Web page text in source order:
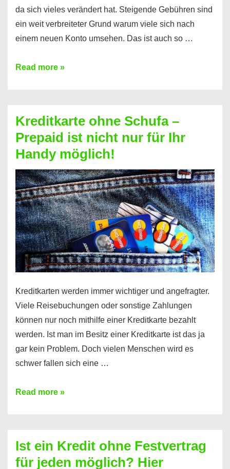
da sich vieles verändert hat. Steigende Gebühren sind
ein weit verbreiteter Grund warum viele sich nach
einem neuen Konto umsehen. Das ist auch so …
Konto
Neueröffnung
trotz
Schufaeintrag
möglich
Read more »
Kreditkarte ohne Schufa –
Prepaid ist nicht nur für Ihr
Handy möglich!
Kreditkarten werden immer wichtiger und angefragter.
Viele Reisebuchungen oder sonstige Zahlungen
können nur noch mithilfe einer Kreditkarte bezahlt
werden. Ist man im Besitz einer Kreditkarte ist das ja
gar kein Problem. Doch vielen Menschen wird es
schwer fallen sich eine …
Kreditkarte
Prepaid
ist
Read more »
Ist ein Kredit ohne Festvertrag
für jeden möglich? Hier